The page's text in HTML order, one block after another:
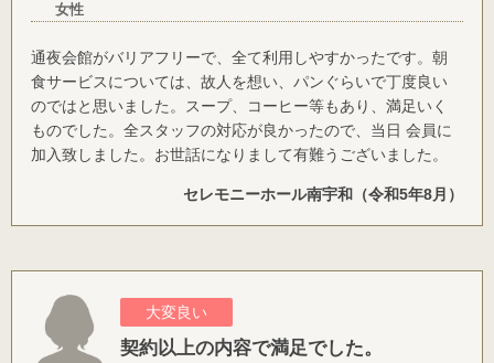
女性
通夜会館がバリアフリーで、全て利用しやすかったです。朝
食サービスについては、故人を想い、パンぐらいで丁度良い
のではと思いました。スープ、コーヒー等もあり、満足いく
ものでした。全スタッフの対応が良かったので、当日 会員に
加入致しました。お世話になりまして有難うございました。
セレモニーホール南宇和（令和5年8月）
大変良い
契約以上の内容で満足でした。